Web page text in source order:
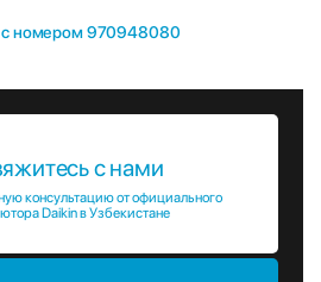
c номером 970948080
с нами
консультацию от официального
Daikin в Узбекистане